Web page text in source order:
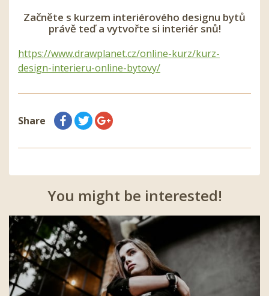
Začněte s kurzem interiérového designu bytů
právě teď a vytvořte si interiér snů!
https://www.drawplanet.cz/online-kurz/kurz-
design-interieru-online-bytovy/
Share
You might be interested!